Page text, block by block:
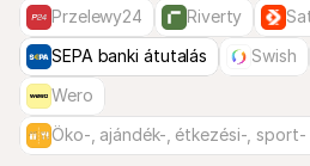
Przelewy24
Riverty
SEPA banki átutalás
Swish
Wero
Öko-, ajándék-, étkezési-,